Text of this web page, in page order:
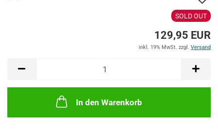
SOLD OUT
129,95 EUR
inkl. 19% MwSt. zzgl. Versand
In den Warenkorb